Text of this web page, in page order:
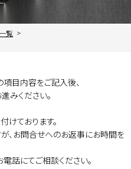
覧
項目内容をご記入後、
みください。
けております。
、お問合せへのお返事にお時間を
電話にてご相談ください。